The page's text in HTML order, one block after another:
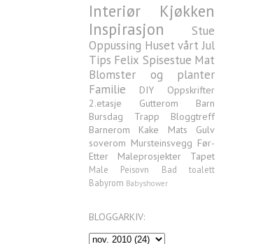
Interiør
Kjøkken
Inspirasjon
Stue
Oppussing Huset vårt Jul
Tips Felix Spisestue Mat
Blomster og planter
Familie
DIY
Oppskrifter
2.etasje
Gutterom
Barn
Bursdag
Trapp
Bloggtreff
Barnerom
Kake Mats
Gulv
soverom Mursteinsvegg Før-
Etter
Maleprosjekter Tapet
Male Peisovn Bad
toalett
Babyrom Babyshower
BLOGGARKIV: